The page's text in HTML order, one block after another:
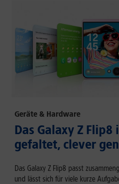
Geräte & Hardware
Das Galaxy Z
gefaltet, clever
Das Galaxy Z Flip8 passt
und lässt sich für viele kurze